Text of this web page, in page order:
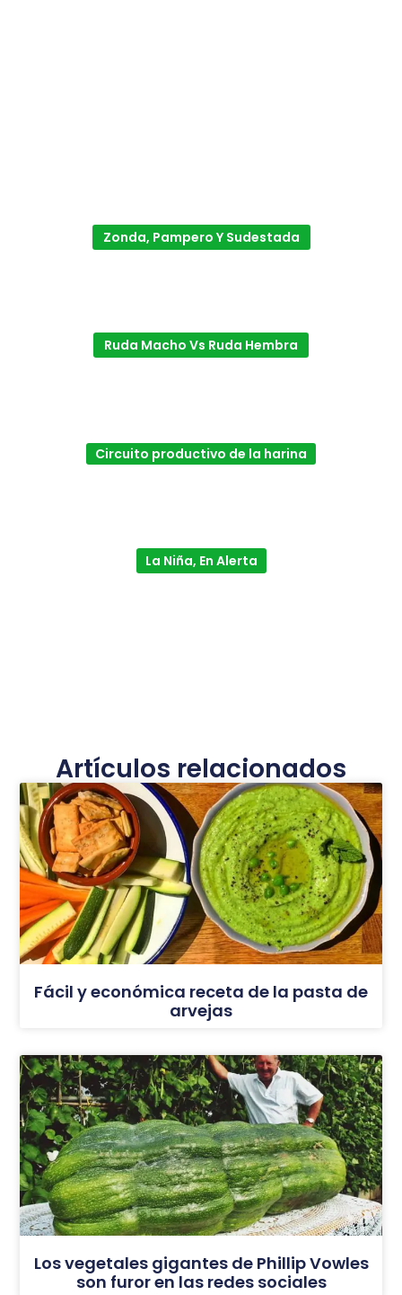
Zonda, Pampero Y Sudestada
Ruda Macho Vs Ruda Hembra
Circuito productivo de la harina
La Niña, En Alerta
Artículos relacionados
Fácil y económica receta de la pasta de
arvejas
Los vegetales gigantes de Phillip Vowles
son furor en las redes sociales